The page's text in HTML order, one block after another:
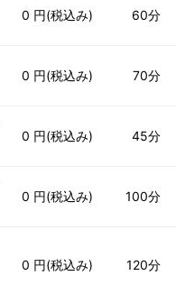
0 円(税込み) 60分
0 円(税込み) 70分
0 円(税込み) 45分
0 円(税込み) 100分
0 円(税込み) 120分